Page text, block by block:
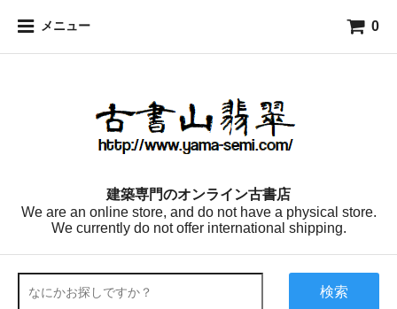
メニュー 0
建築専門のオンライン古書店
We are an online store, and do not have a physical store.
We currently do not offer international shipping.
検索